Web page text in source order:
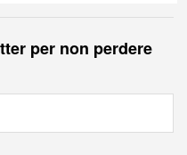
per non perdere